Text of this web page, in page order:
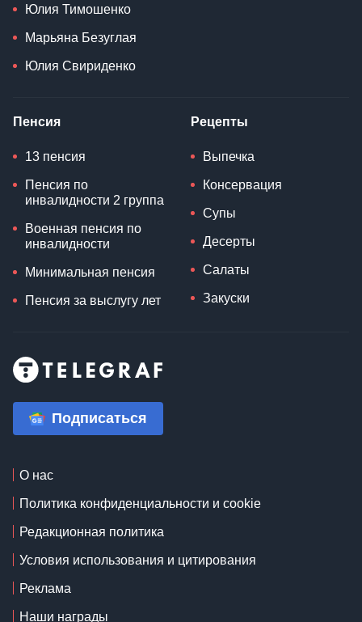
Юлия Тимошенко
Марьяна Безуглая
Юлия Свириденко
Пенсия
13 пенсия
Пенсия по
инвалидности 2 группа
Военная пенсия по
инвалидности
Минимальная пенсия
Пенсия за выслугу лет
Рецепты
Выпечка
Консервация
Супы
Десерты
Салаты
Закуски
Подписаться
О нас
Политика конфиденциальности и cookie
Редакционная политика
Условия использования и цитирования
Реклама
Наши награды